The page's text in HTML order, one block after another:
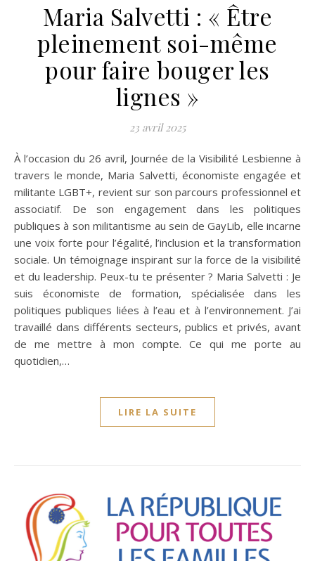
Maria Salvetti : « Être
pleinement soi-même
pour faire bouger les
lignes »
23 avril 2025
À l’occasion du 26 avril, Journée de la Visibilité Lesbienne à
travers le monde, Maria Salvetti, économiste engagée et
militante LGBT+, revient sur son parcours professionnel et
associatif. De son engagement dans les politiques
publiques à son militantisme au sein de GayLib, elle incarne
une voix forte pour l’égalité, l’inclusion et la transformation
sociale. Un témoignage inspirant sur la force de la visibilité
et du leadership. Peux-tu te présenter ? Maria Salvetti : Je
suis économiste de formation, spécialisée dans les
politiques publiques liées à l’eau et à l’environnement. J’ai
travaillé dans différents secteurs, publics et privés, avant
de me mettre à mon compte. Ce qui me porte au
quotidien,…
LIRE LA SUITE